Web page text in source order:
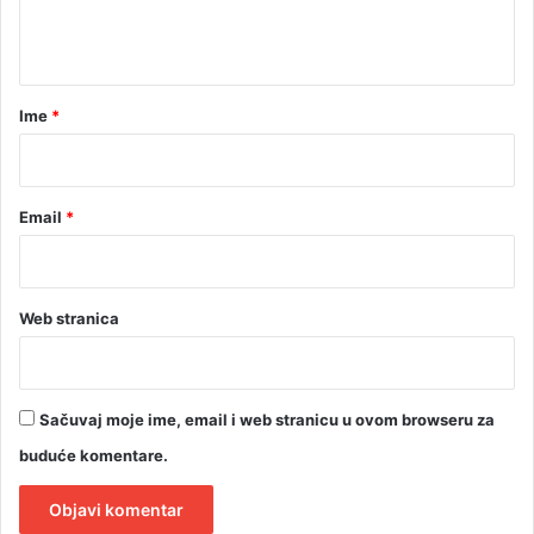
l
n
a
l
u
ž
a
,
s
d
i
u
ž
rIme *
Email *
Web stranica
Sačuvaj moje ime, email i web stranicu u ovom browseru za
buduće komentare.